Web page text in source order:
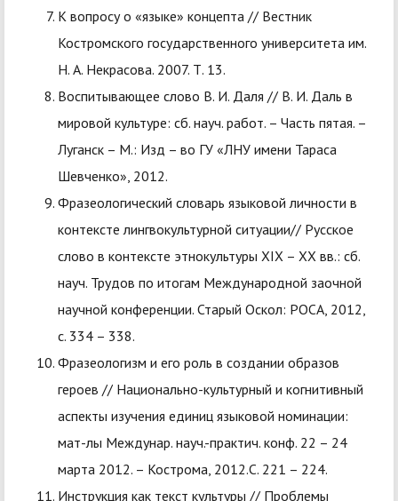
К вопросу о «языке» концепта // Вестник
Костромского государственного университета им.
Н. А. Некрасова. 2007. Т. 13.
Воспитывающее слово В. И. Даля // В. И. Даль в
мировой культуре: сб. науч. работ. – Часть пятая. –
Луганск – М.: Изд – во ГУ «ЛНУ имени Тараса
Шевченко», 2012.
Фразеологический словарь языковой личности в
контексте лингвокультурной ситуации// Русское
слово в контексте этнокультуры XIX – XX вв.: сб.
науч. Трудов по итогам Международной заочной
научной конференции. Старый Оскол: РОСА, 2012,
с. 334 – 338.
Фразеологизм и его роль в создании образов
героев // Национально-культурный и когнитивный
аспекты изучения единиц языковой номинации:
мат-лы Междунар. науч.-практич. конф. 22 – 24
марта 2012. – Кострома, 2012.С. 221 – 224.
Инструкция как текст культуры // Проблемы